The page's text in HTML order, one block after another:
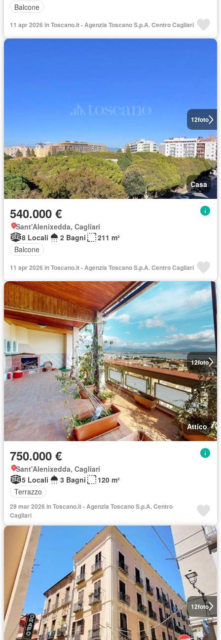
Balcone
11 apr 2026 in Toscano.it - Agenzia Toscano S.p.A. Centro Cagliari
12foto
Casa
540.000 €
Sant'Alenixedda, Cagliari
8 Locali
2 Bagni
211 m²
Balcone
11 apr 2026 in Toscano.it - Agenzia Toscano S.p.A. Centro Cagliari
12foto
Attico
750.000 €
Sant'Alenixedda, Cagliari
5 Locali
3 Bagni
120 m²
Terrazzo
29 mar 2026 in Toscano.it - Agenzia Toscano S.p.A. Centro
Cagliari
12foto